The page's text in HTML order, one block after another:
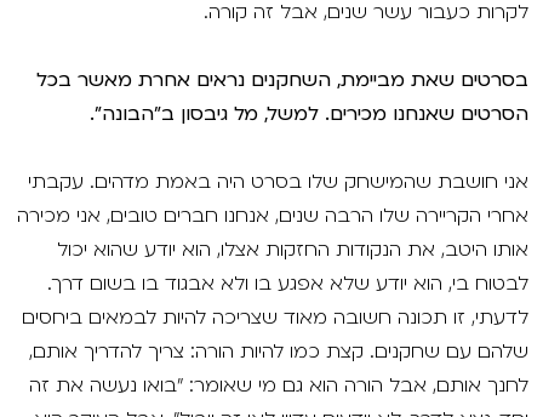
לקרות כעבור עשר שנים, אבל זה קורה.
בסרטים שאת מביימת, השחקנים נראים אחרת מאשר בכל
הסרטים שאנחנו מכירים. למשל, מל גיבסון ב"הבונה".
אני חושבת שהמישחק שלו בסרט היה באמת מדהים. עקבתי
אחרי הקריירה שלו הרבה שנים, אנחנו חברים טובים, אני מכירה
אותו היטב, את הנקודות החזקות אצלו, הוא יודע שהוא יכול
לבטוח בי, הוא יודע שלא אפגע בו ולא אבגוד בו בשום דרך.
לדעתי, זו תכונה חשובה מאוד שצריכה להיות לבמאים ביחסים
שלהם עם שחקנים. קצת כמו להיות הורה: צריך להדריך אותם,
לחנך אותם, אבל הורה הוא גם מי שאומר: "בואו נעשה את זה